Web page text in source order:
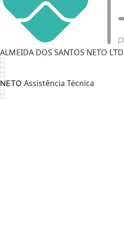
ALMEIDA DOS SANTOS NETO
NETO Assistência Técnica